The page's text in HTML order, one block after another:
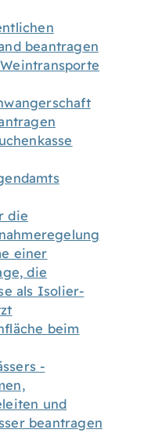
beantragen
die
einer
die
als Isolier-
beim
-
und
beantragen